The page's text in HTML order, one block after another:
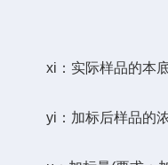
xi：实际样品的本
yi：加标后样品的浓